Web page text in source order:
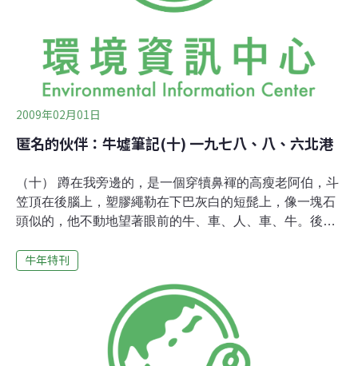
糞甚至還可以拿來吃!藏人在小年夜用牛糞做餡討運氣，當
舉杯祝福，因為吃到牛糞的人是未來一年最有福氣的人。
3在藏人的生活中，牛糞不但是能源的利用方式，
2009年02月01日
匿名的伙伴：牛墟筆記(十) 一九七八、八、六北港
（十） 蹲在我旁邊的，是一個穿犢鼻褌的高瘦老阿伯，斗
笠頂在後腦上，塑膠繩勒在下巴灰白的短髭上，像一塊石
頭似的，他不動地望著眼前的牛、車、人、車、牛。後面
邊的少年一個巴掌。 少年是他的孫子，因為牛老低頭朝著
伯，你是來賣牛的？」 「唔，來了好幾次了。」 「你這條
牛真壯，有多大了？」 「還沒有老啦，二段剛過（差不多
七、八歲的樣子）。」 「養了多久？」 「從小養的。」
「養得這麼好，是怎麼養的？」 帶著鄉音濃重的緩慢言
牛年特刊